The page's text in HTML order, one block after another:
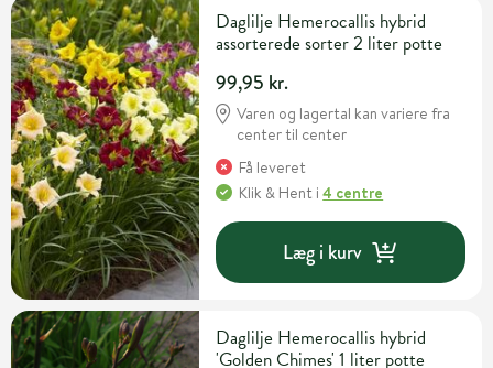
Daglilje Hemerocallis hybrid
assorterede sorter 2 liter potte
99,95 kr.
Varen og lagertal kan variere fra
center til center
Få leveret
Klik & Hent i4 centre
Læg i kurv
Daglilje Hemerocallis hybrid
'Golden Chimes' 1 liter potte